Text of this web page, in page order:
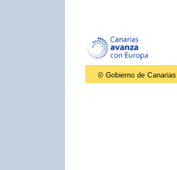
© Gobierno de Canarias